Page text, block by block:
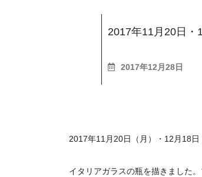
2017年11月20日・
2017年12月28日
2017年11月20日（月）・12月18日
イタリアガラスの瓶を描きました